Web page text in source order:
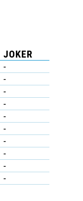
JOKER
-
-
-
-
-
-
-
-
-
-